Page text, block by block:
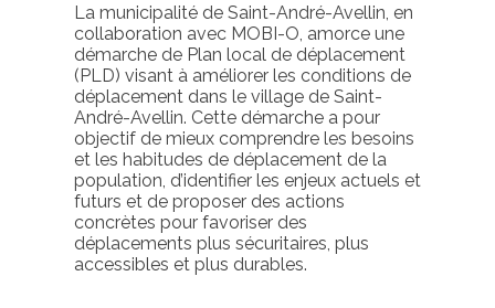
La municipalité de Saint-André-Avellin, en
collaboration avec MOBI-O, amorce une
démarche de Plan local de déplacement
(PLD) visant à améliorer les conditions de
déplacement dans le village de Saint-
André-Avellin. Cette démarche a pour
objectif de mieux comprendre les besoins
et les habitudes de déplacement de la
population, d’identifier les enjeux actuels et
futurs et de proposer des actions
concrètes pour favoriser des
déplacements plus sécuritaires, plus
accessibles et plus durables.